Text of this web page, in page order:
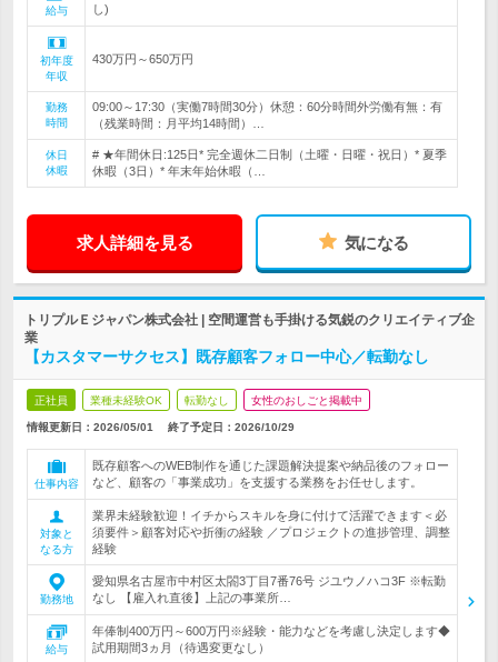
給与
し)
初年度
年収
430万円～650万円
勤務
時間
09:00～17:30（実働7時間30分）休憩：60分時間外労働有無：有
（残業時間：月平均14時間）…
休日
休暇
# ★年間休日:125日* 完全週休二日制（土曜・日曜・祝日）* 夏季
休暇（3日）* 年末年始休暇（…
求人詳細を見る 気になる
トリプルＥジャパン株式会社 | 空間運営も手掛ける気鋭のクリエイティブ企
業
【カスタマーサクセス】既存顧客フォロー中心／転勤なし
正社員 業種未経験OK 転勤なし 女性のおしごと掲載中
情報更新日：2026/05/01 終了予定日： 2026/10/29
仕事内容
既存顧客へのWEB制作を通じた課題解決提案や納品後のフォロー
など、顧客の「事業成功」を支援する業務をお任せします。
対象と
なる方
業界未経験歓迎！イチからスキルを身に付けて活躍できます＜必
須要件＞顧客対応や折衝の経験 ／プロジェクトの進捗管理、調整
経験
勤務地
愛知県名古屋市中村区太閤3丁目7番76号 ジユウノハコ3F ※転勤
なし 【雇入れ直後】上記の事業所…
給与
年俸制400万円～600万円※経験・能力などを考慮し決定します◆
試用期間3ヵ月（待遇変更なし）